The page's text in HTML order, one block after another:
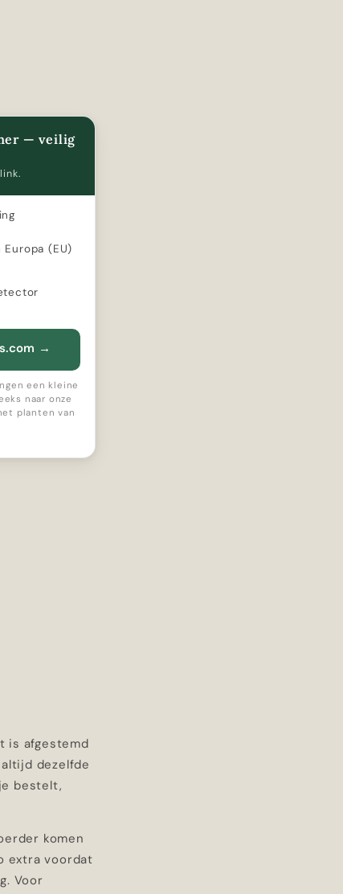
— veilig
(EU)
→
een kleine
naar onze
planten van
is afgestemd
dezelfde
bestelt,
komen
extra voordat
Voor